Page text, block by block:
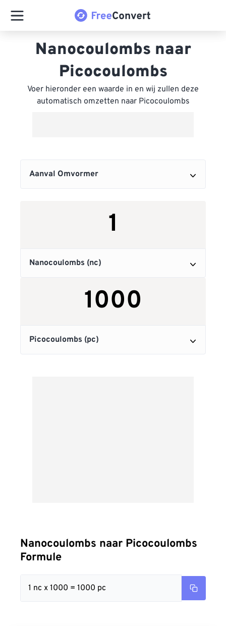
Nanocoulombs naar
Picocoulombs
Voer hieronder een waarde in en wij zullen deze
automatisch omzetten naar Picocoulombs
Nanocoulombs naar Picocoulombs
Formule
1 nc x 1000 = 1000 pc